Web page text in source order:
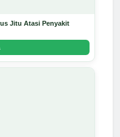
Jitu Atasi Penyakit